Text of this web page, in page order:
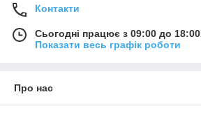
Контакти
Сьогодні працює з 09:00 до 18:00
Показати весь графік роботи
Про нас